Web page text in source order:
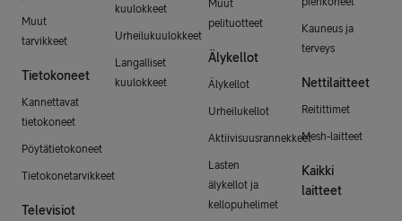
Muut
tarvikkeet
Tietokoneet
Kannettavat
tietokoneet
Pöytätietokoneet
Tietokonetarvikkeet
Televisiot
kuulokkeet
Urheilukuulokkeet
Langalliset
kuulokkeet
Muut
pelituotteet
Älykellot
Älykellot
Urheilukellot
Aktiivisuusrannekkeet
Lasten
älykellot ja
kellopuhelimet
Kauneus ja
terveys
Nettilaitteet
Reitittimet
Mesh-laitteet
Kaikki
laitteet